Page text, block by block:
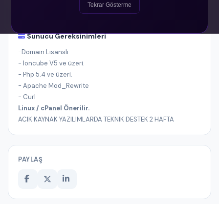
Tekrar Gösterme
Sunucu Gereksinimleri
-Domain Lisanslı
- Ioncube V5 ve üzeri.
- Php 5.4 ve üzeri.
- Apache Mod_Rewrite
- Curl
Linux / cPanel Önerilir.
ACIK KAYNAK YAZILIMLARDA TEKNIK DESTEK 2 HAFTA
PAYLAŞ